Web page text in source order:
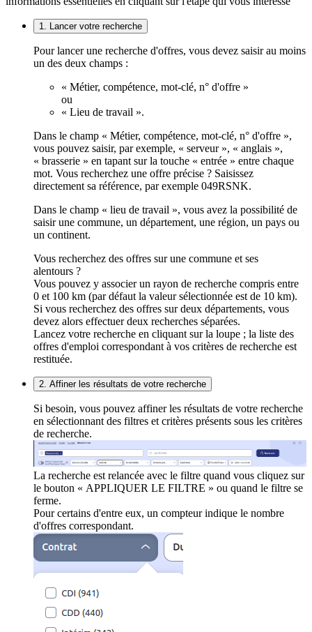
1. Lancer votre recherche
Pour lancer une recherche d'offres, vous devez saisir au moins
un des deux champs :
« Métier, compétence, mot-clé, n° d'offre »
ou
« Lieu de travail ».
Dans le champ « Métier, compétence, mot-clé, n° d'offre »,
vous pouvez saisir, par exemple, « serveur », « anglais »,
« brasserie » en tapant sur la touche « entrée » entre chaque
mot. Vous recherchez une offre précise ? Saisissez
directement sa référence, par exemple 049RSNK.
Dans le champ « lieu de travail », vous avez la possibilité de
saisir une commune, un département, une région, un pays ou
un continent.
Vous recherchez des offres sur une commune et ses
alentours ?
Vous pouvez y associer un rayon de recherche compris entre
0 et 100 km (par défaut la valeur sélectionnée est de 10 km).
Si vous recherchez des offres sur deux départements, vous
devez alors effectuer deux recherches séparées.
Lancez votre recherche en cliquant sur la loupe ; la liste des
offres d'emploi correspondant à vos critères de recherche est
restituée.
2. Affiner les résultats de votre recherche
Si besoin, vous pouvez affiner les résultats de votre recherche
en sélectionnant des filtres et critères présents sous les critères
de recherche.
La recherche est relancée avec le filtre quand vous cliquez sur
le bouton « APPLIQUER LE FILTRE » ou quand le filtre se
ferme.
Pour certains d'entre eux, un compteur indique le nombre
d'offres correspondant.